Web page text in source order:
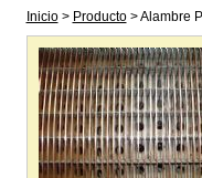
Inicio> Producto> Alambre